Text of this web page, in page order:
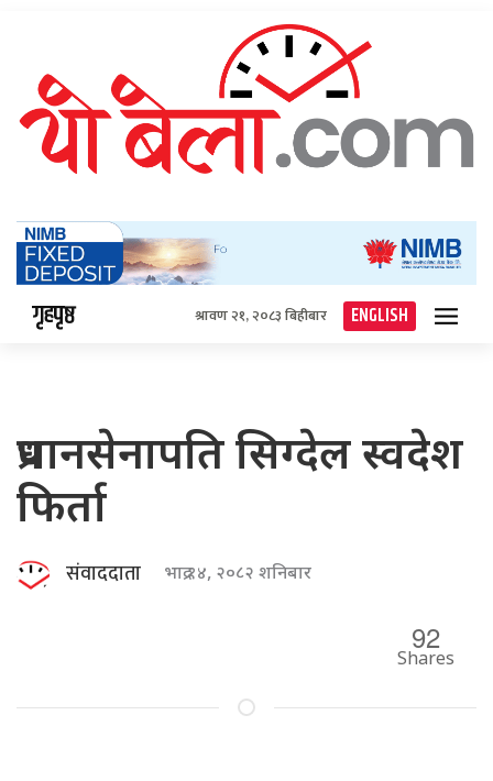
गृहपृष्ठ श्रावण २१, २०८३ बिहीबार ENGLISH
प्रधानसेनापति सिग्देल स्वदेश
फिर्ता
संवाददाता भाद्र १४, २०८२ शनिबार
92
Shares